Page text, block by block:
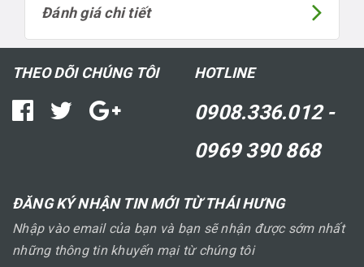
Đánh giá chi tiết
THEO DÕI CHÚNG TÔI HOTLINE
0908.336.012 -
0969 390 868
ĐĂNG KÝ NHẬN TIN MỚI TỪ THÁI HƯNG
Nhập vào email của bạn và bạn sẽ nhận được sớm nhất
những thông tin khuyến mại từ chúng tôi